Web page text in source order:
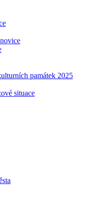
památek 2025
situace